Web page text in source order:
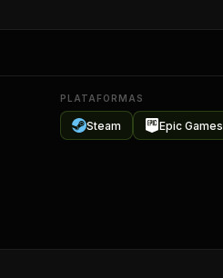
PLATAFORMAS
Steam Epic Games